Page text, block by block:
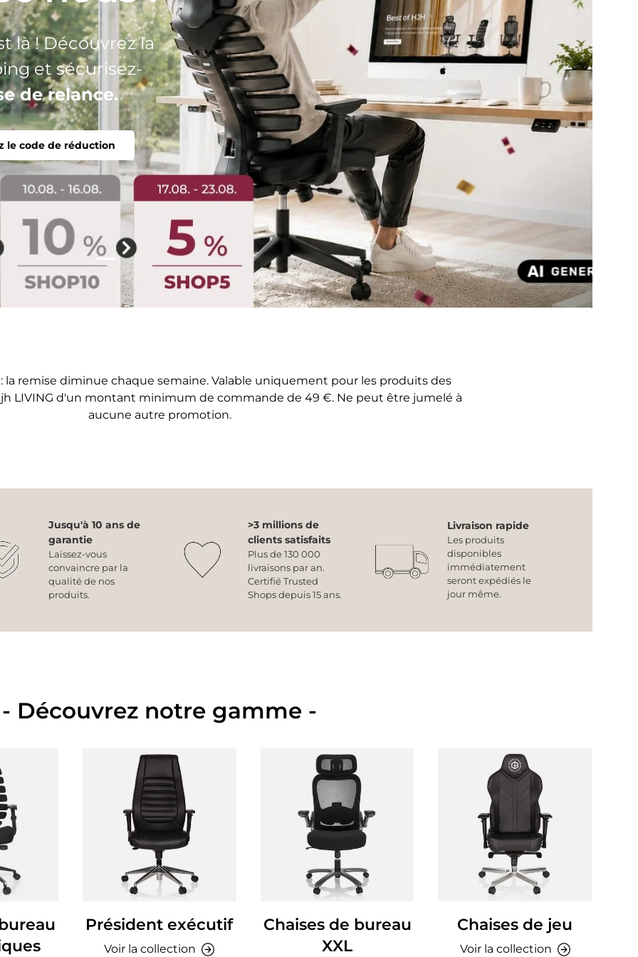
seul objectif :
Charger la diapositive 1 de 4
Charger la diapositive 2 de 4
Charger la diapositive 3 de 4
Charger la diapositive 4 de 4
la remise diminue chaque semaine. Valable uniquement pour les produits des
LIVING d'un montant minimum de commande de 49 €. Ne peut être jumelé à
aucune autre promotion.
Jusqu'à 10 ans de
garantie
Laissez-vous
convaincre par la
qualité de nos
produits.
>3 millions de
clients satisfaits
Plus de 130 000
livraisons par an.
Certifié Trusted
Shops depuis 15 ans.
Livraison rapide
Les produits
disponibles
immédiatement
seront expédiés le
jour même.
- Découvrez notre gamme -
Président exécutif
Voir la collection
Chaises de bureau
XXL
Chaises de jeu
Voir la collection